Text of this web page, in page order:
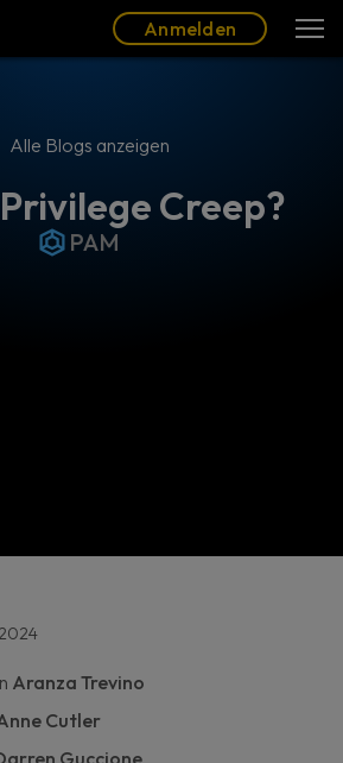
Anmelden
Alle Blogs anzeigen
Creep?
PAM
Aranza Trevino
Cutler
Guccione